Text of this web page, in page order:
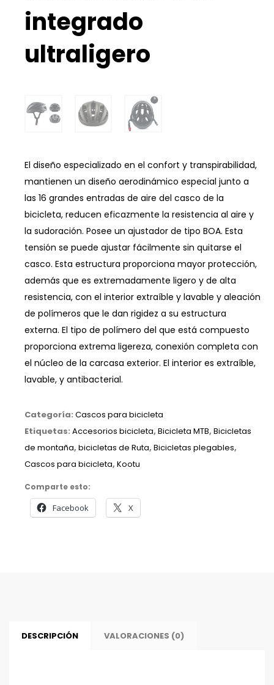
integrado
ultraligero
El diseño especializado en el confort y transpirabilidad,
mantienen un diseño aerodinámico especial junto a
las 16 grandes entradas de aire del casco de la
bicicleta, reducen eficazmente la resistencia al aire y
la sudoración. Posee un ajustador de tipo BOA. Esta
tensión se puede ajustar fácilmente sin quitarse el
casco. Esta estructura proporciona mayor protección,
además que es extremadamente ligero y de alta
resistencia, con el interior extraíble y lavable y aleación
de polímeros que le dan rigidez a su estructura
externa. El tipo de polímero del que está compuesto
proporciona extrema ligereza, conexión completa con
el núcleo de la carcasa exterior. El interior es extraíble,
lavable, y antibacterial.
Categoría: Cascos para bicicleta
Etiquetas: Accesorios bicicleta, Bicicleta MTB, Bicicletas
de montaña, bicicletas de Ruta, Bicicletas plegables,
Cascos para bicicleta, Kootu
Comparte esto:
Facebook X
DESCRIPCIÓN VALORACIONES (0)